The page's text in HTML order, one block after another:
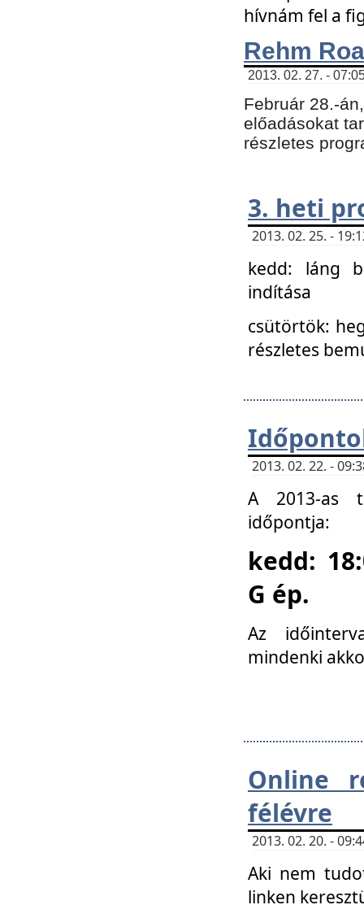
hívnám fel a
Rehm
2013. 02. 27. -
Február 28.-
előadásokat
részletes
3. heti
2013. 02. 25. -
kedd: láng
indítása
csütörtök:
részletes
2013. 02. 22. -
A 2013-as
időpontja:
kedd:
G ép.
Az
mindenki
Online
félévre
2013. 02. 20. -
Aki nem
linken